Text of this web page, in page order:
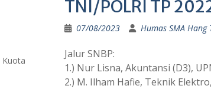
TNI/POLRI TP
07/08/2023 Humas SMA Hang
Jalur SNBP:
1.) Nur Lisna, Akuntansi (D3),
2.) M. Ilham Hafie, Teknik
Kuota